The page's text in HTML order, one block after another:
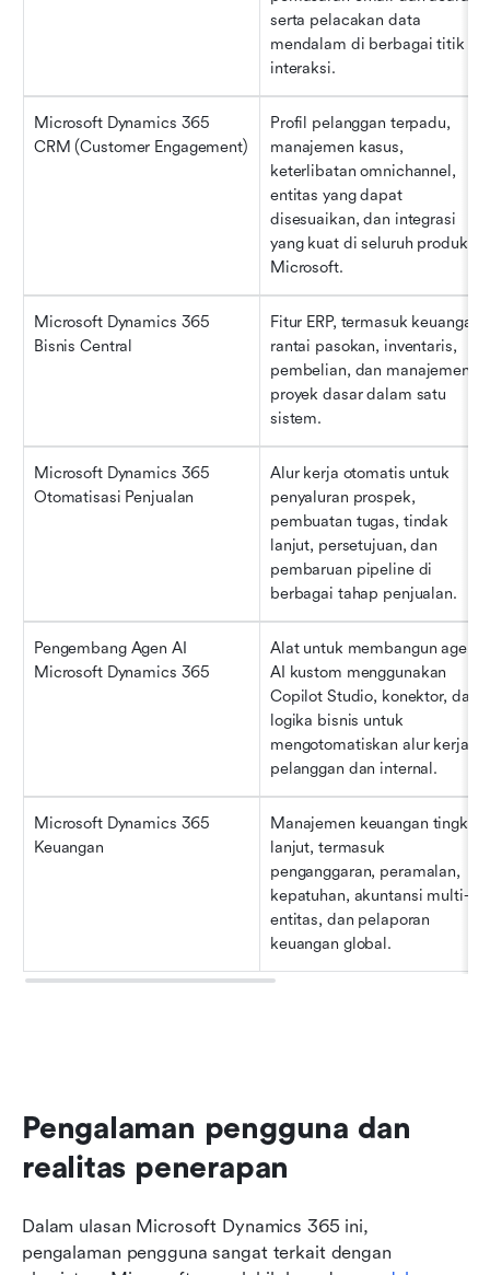
serta pelacakan data
mendalam di berbagai titik
interaksi.
Microsoft Dynamics 365
CRM (Customer Engagement)
Profil pelanggan terpadu,
manajemen kasus,
keterlibatan omnichannel,
entitas yang dapat
disesuaikan, dan integrasi
yang kuat di seluruh produk
Microsoft.
Microsoft Dynamics 365
Bisnis Central
Fitur ERP, termasuk keuangan,
rantai pasokan, inventaris,
pembelian, dan manajemen
proyek dasar dalam satu
sistem.
Microsoft Dynamics 365
Otomatisasi Penjualan
Alur kerja otomatis untuk
penyaluran prospek,
pembuatan tugas, tindak
lanjut, persetujuan, dan
pembaruan pipeline di
berbagai tahap penjualan.
Pengembang Agen AI
Microsoft Dynamics 365
Alat untuk membangun agen
AI kustom menggunakan
Copilot Studio, konektor, dan
logika bisnis untuk
mengotomatiskan alur kerja
pelanggan dan internal.
Microsoft Dynamics 365
Keuangan
Manajemen keuangan tingkat
lanjut, termasuk
penganggaran, peramalan,
kepatuhan, akuntansi multi-
entitas, dan pelaporan
keuangan global.
Pengalaman pengguna dan
realitas penerapan
Dalam ulasan Microsoft Dynamics 365 ini,
pengalaman pengguna sangat terkait dengan